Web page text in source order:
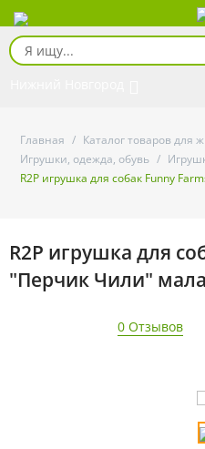
Главная / Каталог товаров для
Игрушки, одежда, обувь /
R2P игрушка для собак Funny
R2P игрушка для
"Перчик Чили"
0 Отзывов